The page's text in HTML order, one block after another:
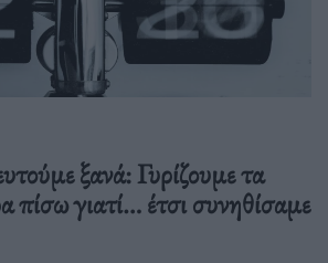
ξανά: Γυρίζουμε τα
πίσω γιατί… έτσι συνηθίσαμε